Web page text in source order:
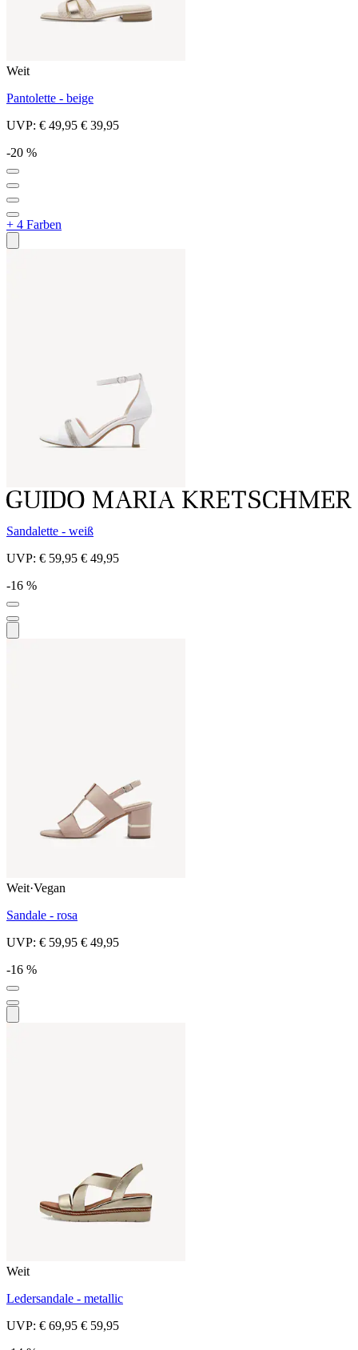
Weit
Pantolette - beige
UVP: € 49,95 € 39,95
-20 %
+ 4 Farben
Sandalette - weiß
UVP: € 59,95 € 49,95
-16 %
Weit·Vegan
Sandale - rosa
UVP: € 59,95 € 49,95
-16 %
Weit
Ledersandale - metallic
UVP: € 69,95 € 59,95